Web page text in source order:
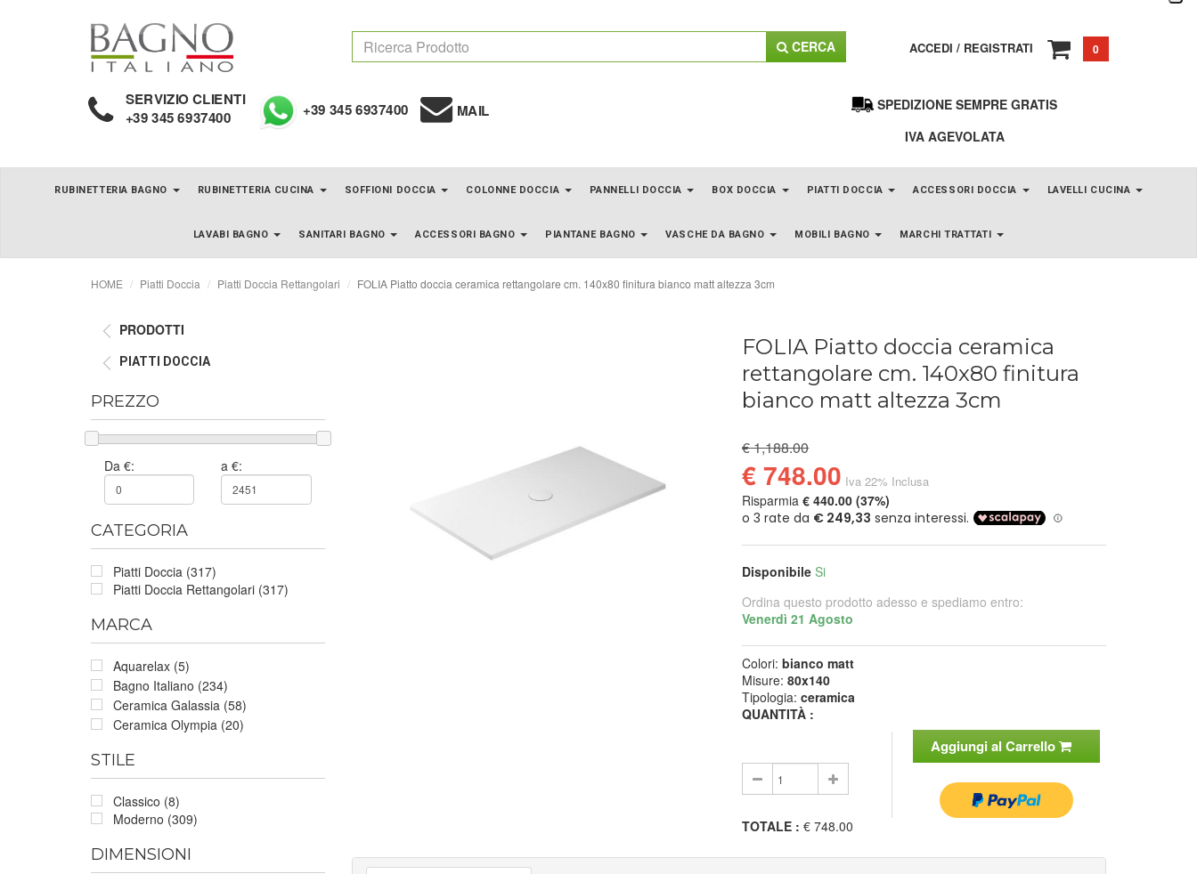
CERCA ACCEDI / REGISTRATI 0
SERVIZIO CLIENTI
+39 345 6937400 +39 345 6937400 MAIL
SPEDIZIONE SEMPRE GRATIS
IVA AGEVOLATA
RUBINETTERIA BAGNO RUBINETTERIA CUCINA SOFFIONI DOCCIA COLONNE DOCCIA PANNELLI DOCCIA BOX DOCCIA PIATTI DOCCIA ACCESSORI DOCCIA LAVELLI CUCINA
LAVABI BAGNO SANITARI BAGNO ACCESSORI BAGNO PIANTANE BAGNO VASCHE DA BAGNO MOBILI BAGNO MARCHI TRATTATI
HOME Piatti Doccia Piatti Doccia Rettangolari FOLIA Piatto doccia ceramica rettangolare cm. 140x80 finitura bianco matt altezza 3cm
PRODOTTI
PIATTI DOCCIA
PREZZO
Da €: a €:
CATEGORIA
Piatti Doccia (317)
Piatti Doccia Rettangolari (317)
MARCA
Aquarelax (5)
Bagno Italiano (234)
Ceramica Galassia (58)
Ceramica Olympia (20)
STILE
Classico (8)
Moderno (309)
DIMENSIONI
FOLIA Piatto doccia ceramica
rettangolare cm. 140x80 finitura
bianco matt altezza 3cm
€ 1,188.00
€ 748.00 Iva 22% Inclusa
Risparmia€ 440.00 (37%)
Disponibile Si
Ordina questo prodotto adesso e spediamo entro:
Venerdì 21 Agosto
Colori:bianco matt
Misure:80x140
Tipologia:ceramica
QUANTITÀ :
Aggiungi al Carrello
TOTALE : € 748.00